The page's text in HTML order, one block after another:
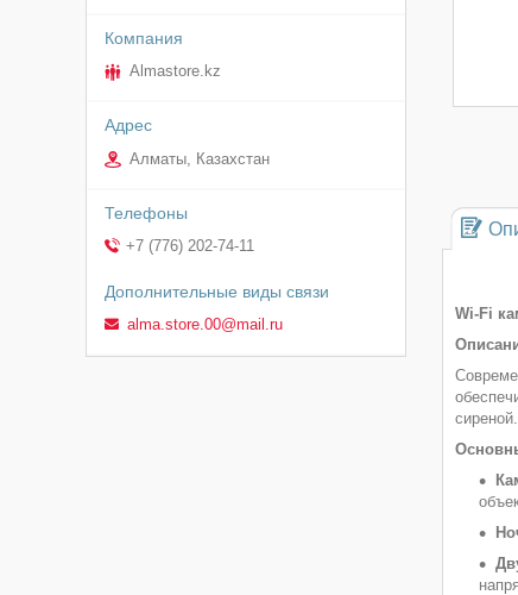
Wi-Fi
сиреной.
Almastore.kz
Алматы, Казахстан
+7 (776) 202-74-11
alma.store.00@mail.ru